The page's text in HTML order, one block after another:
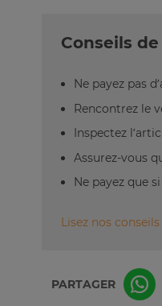
Conseils
Ne payez pas
Rencontrez le
Inspectez
Assurez-vous
Ne payez que
Lisez nos
PARTAGER